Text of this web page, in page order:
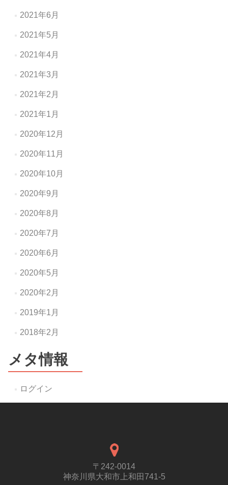
2021年6月
2021年5月
2021年4月
2021年3月
2021年2月
2021年1月
2020年12月
2020年11月
2020年10月
2020年9月
2020年8月
2020年7月
2020年6月
2020年5月
2020年2月
2019年1月
2018年2月
メタ情報
ログイン
〒242-0014
神奈川県大和市上和田741-5